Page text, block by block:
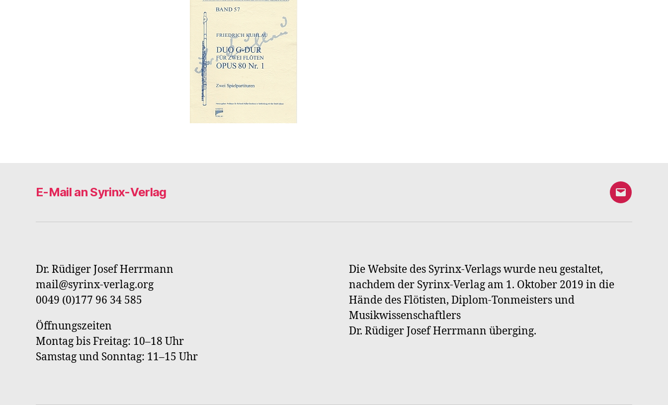
E-Mail an Syrinx-Verlag
E-
an
Dr. Rüdiger Josef Herrmann
mail@syrinx-verlag.org
0049 (0)177 96 34 585
Öffnungszeiten
Montag bis Freitag: 10–18 Uhr
Samstag und Sonntag: 11–15 Uhr
Die Website des Syrinx-Verlags wurde neu gestaltet,
nachdem der Syrinx-Verlag am 1. Oktober 2019 in die
Hände des Flötisten, Diplom-Tonmeisters und
Musikwissenschaftlers
Dr. Rüdiger Josef Herrmann überging.